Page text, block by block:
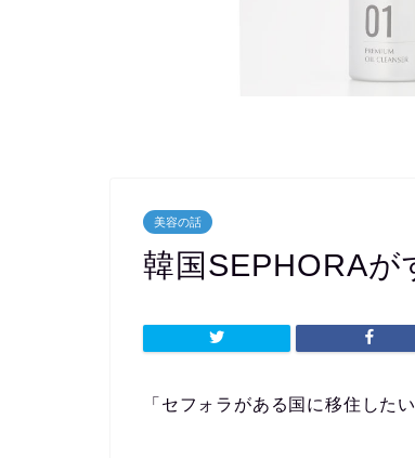
美容の話
韓国SEPHORAが
「セフォラがある国に移住した